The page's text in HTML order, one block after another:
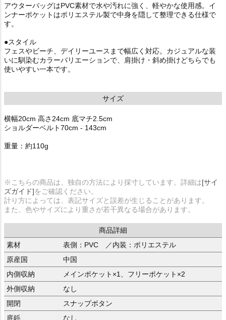
アウターバッグはPVC素材で水や汚れに強く、軽やかな使用感。イ
ンナーポケットはポリエステル製で中身を隠して整理できる仕様で
す。
●スタイル
フェスやビーチ、デイリーユースまで幅広く対応。カジュアルな装
いに馴染むカラーバリエーションで、肩掛け・斜め掛けどちらでも
使いやすい一本です。
サイズ
横幅20cm 高さ24cm 底マチ2.5cm
ショルダーベルト70cm - 143cm
重量：約110g
※こちらの商品は、独自の方法により採寸しています。詳細は[サイ
ズガイド]をご確認ください。
計り方によっては、表記サイズと誤差が生じることがあります。
また、色やサイズにより重さが若干異なる場合があります。
商品詳細
素材
表側：PVC ／内装：ポリエステル
原産国
中国
内側収納
メインポケット×1、フリーポケット×2
外側収納
なし
開閉
スナップボタン
底鋲
なし